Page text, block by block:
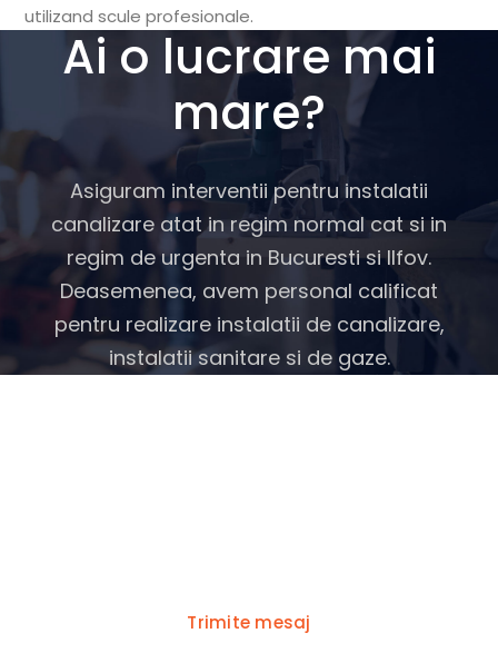
utilizand scule profesionale.
Ai o lucrare mai
mare?
Asiguram interventii pentru instalatii
canalizare atat in regim normal cat si in
regim de urgenta in Bucuresti si Ilfov.
Deasemenea, avem personal calificat
pentru realizare instalatii de canalizare,
instalatii sanitare si de gaze.
Trimite mesaj